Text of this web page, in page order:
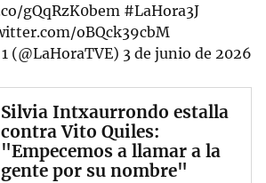
gQqRzK0bem #LaHora3J
oBQck39cbM
(@LaHoraTVE) 3 de junio de 2026
Silvia Intxaurrondo estalla
contra Vito Quiles:
"Empecemos a llamar a la
gente por su nombre"